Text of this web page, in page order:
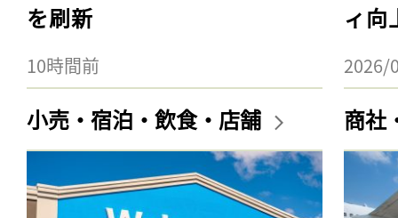
を刷新
10時間前
ィ向
2026/
小売・宿泊・飲食・店舗 商社